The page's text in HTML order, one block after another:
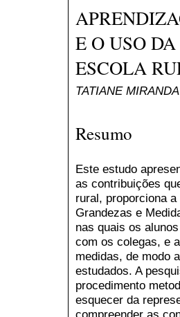
E O USO
ESCOLA
TATIANE
Resumo
Este estudo
as contribuições
rural, proporciona
Grandezas e
nas quais os
com os colegas, e
medidas, de modo
estudados. A
procedimento
esquecer da
compreender as